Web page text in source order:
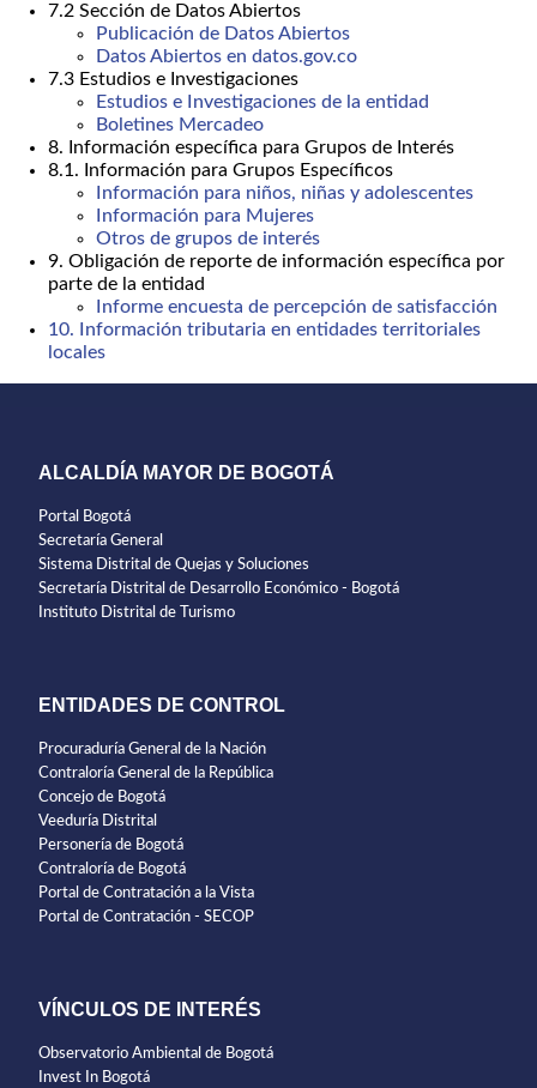
7.2 Sección de Datos Abiertos
Publicación de Datos Abiertos
Datos Abiertos en datos.gov.co
7.3 Estudios e Investigaciones
Estudios e Investigaciones de la entidad
Boletines Mercadeo
8. Información específica para Grupos de Interés
8.1. Información para Grupos Específicos
Información para niños, niñas y adolescentes
Información para Mujeres
Otros de grupos de interés
9. Obligación de reporte de información específica por
parte de la entidad
Informe encuesta de percepción de satisfacción
10. Información tributaria en entidades territoriales
locales
ALCALDÍA MAYOR DE BOGOTÁ
Portal Bogotá
Secretaría General
Sistema Distrital de Quejas y Soluciones
Secretaría Distrital de Desarrollo Económico - Bogotá
Instituto Distrital de Turismo
ENTIDADES DE CONTROL
Procuraduría General de la Nación
Contraloría General de la República
Concejo de Bogotá
Veeduría Distrital
Personería de Bogotá
Contraloría de Bogotá
Portal de Contratación a la Vista
Portal de Contratación - SECOP
VÍNCULOS DE INTERÉS
Observatorio Ambiental de Bogotá
Invest In Bogotá